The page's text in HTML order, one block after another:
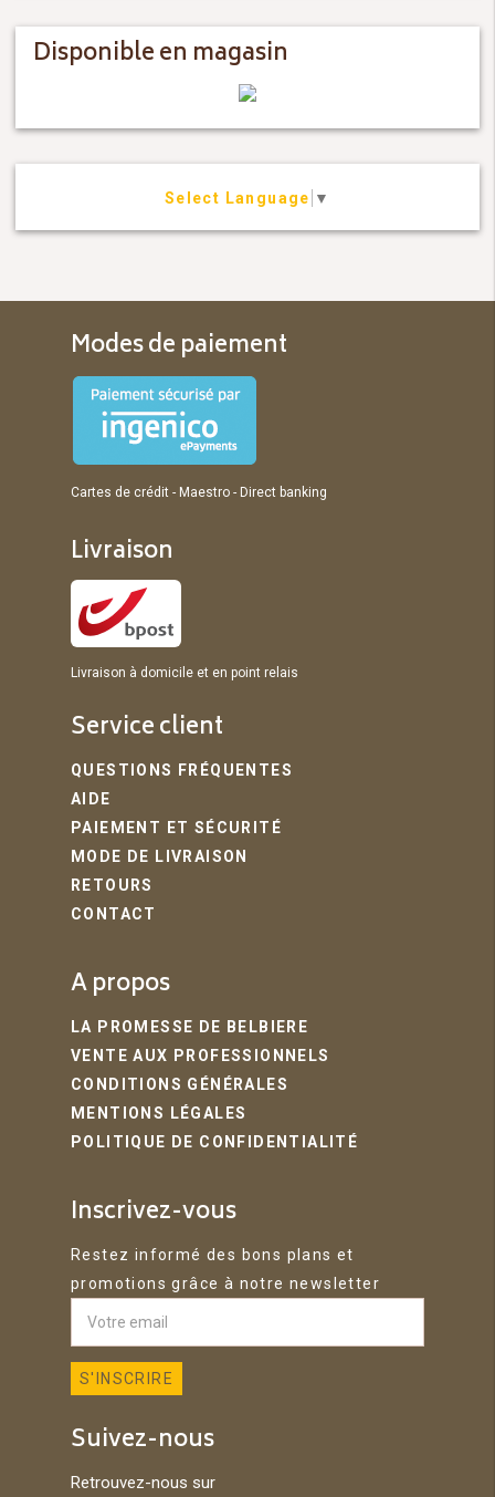
Disponible en magasin
Select Language ▼
Modes de paiement
Cartes de crédit - Maestro - Direct banking
Livraison
Livraison à domicile et en point relais
Service client
QUESTIONS FRÉQUENTES
AIDE
PAIEMENT ET SÉCURITÉ
MODE DE LIVRAISON
RETOURS
CONTACT
A propos
LA PROMESSE DE BELBIERE
VENTE AUX PROFESSIONNELS
CONDITIONS GÉNÉRALES
MENTIONS LÉGALES
POLITIQUE DE CONFIDENTIALITÉ
Inscrivez-vous
Restez informé des bons plans et
promotions grâce à notre newsletter
Suivez-nous
Retrouvez-nous sur